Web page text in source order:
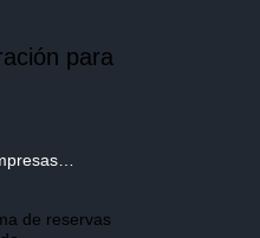
para
de reservas